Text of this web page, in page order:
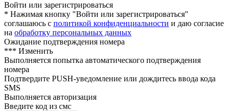
Войти или зарегистрироваться
* Нажимая кнопку "Войти или зарегистрироваться"
соглашаюсь с политикой конфиденциальности и даю согласие
на обработку персональных данных
Ожидание подтверждения номера
*** Изменить
Выполняется попытка автоматического подтверждения
номера
Подтвердите PUSH-уведомление или дождитесь ввода кода
SMS
Выполняется авторизация
Введите код из смс